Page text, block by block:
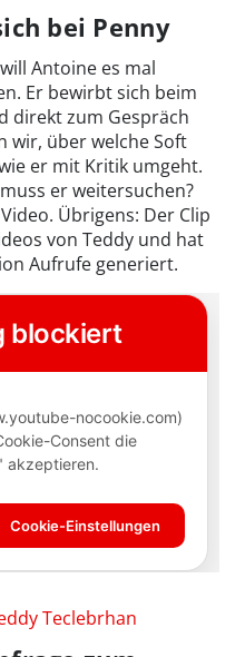
bei Penny
Antoine es mal
Er bewirbt sich beim
direkt zum Gespräch
wir, über welche Soft
er mit Kritik umgeht.
er weitersuchen?
Übrigens: Der Clip
von Teddy und hat
Aufrufe generiert.
Teclebrhan